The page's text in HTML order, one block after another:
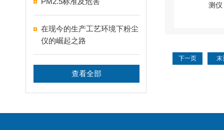
在现今的生产工艺环境下粉尘
仪的崛起之路
查看全部
下一页 末